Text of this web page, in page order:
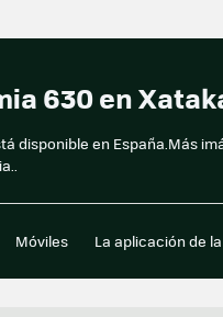
630 en
disponible en España.Más
Móviles La aplicación de